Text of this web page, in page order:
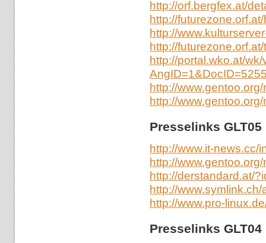
http://orf.bergfex.at/
http://
http://
http://
http://portal.wko.at/
http://
http://
Presselinks GLT05
http://www.it-news.cc/
http://
http://derstandard.at/
http://
http://www.pro-
Presselinks GLT04